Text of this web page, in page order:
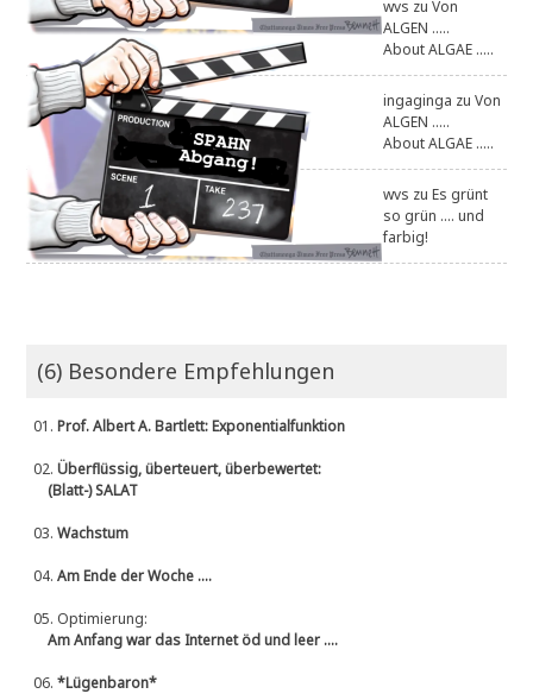
wvs zuVon
ALGEN .....
About ALGAE .....
ingaginga zuVon
ALGEN .....
About ALGAE .....
wvs zuEs grünt
so grün .... und
farbig!
(6) Besondere Empfehlungen
01.Prof. Albert A. Bartlett: Exponentialfunktion
02.Überflüssig, überteuert, überbewertet:
(Blatt-) SALAT
03.Wachstum
04.Am Ende der Woche ....
05. Optimierung:
Am Anfang war das Internet öd und leer ....
06.*Lügenbaron*